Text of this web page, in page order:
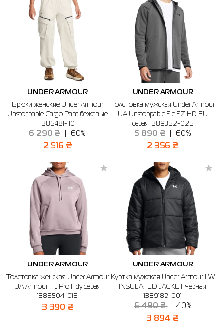
UNDER ARMOUR
Брюки женские Under Armour
Unstoppable Cargo Pant бежевые
1386481-110
6 290 ₴ 60%
2 516 ₴
UNDER ARMOUR
Толстовка мужская Under Armour
UA Unstoppable Flc FZ HD EU
серая 1389352-025
5 890 ₴ 60%
2 356 ₴
UNDER ARMOUR
Толстовка женская Under Armour
UA Armour Flc Pro Hdy серая
1386504-015
3 390 ₴
UNDER ARMOUR
Куртка мужская Under Armour LW
INSULATED JACKET черная
1389182-001
6 490 ₴ 40%
3 894 ₴